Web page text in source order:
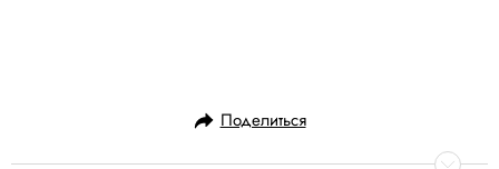
Поделиться